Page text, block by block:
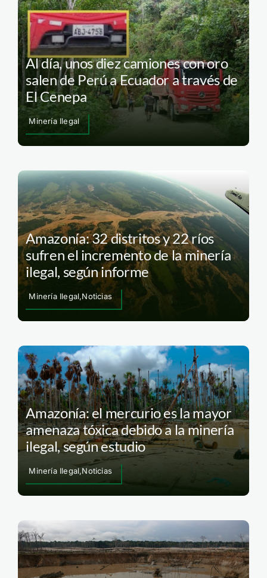
Al día, unos diez camiones con oro
salen de Perú a Ecuador a través de
El Cenepa
Minería Ilegal
Amazonía: 32 distritos y 22 ríos
sufren el incremento de la minería
ilegal, según informe
Minería Ilegal,Noticias
Amazonía: el mercurio es la mayor
amenaza tóxica debido a la minería
ilegal, según estudio
Minería Ilegal,Noticias